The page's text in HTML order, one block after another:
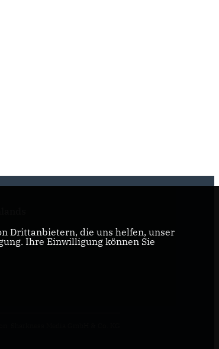
Drittanbietern, die uns helfen, unser
Ihre Einwilligung können Sie